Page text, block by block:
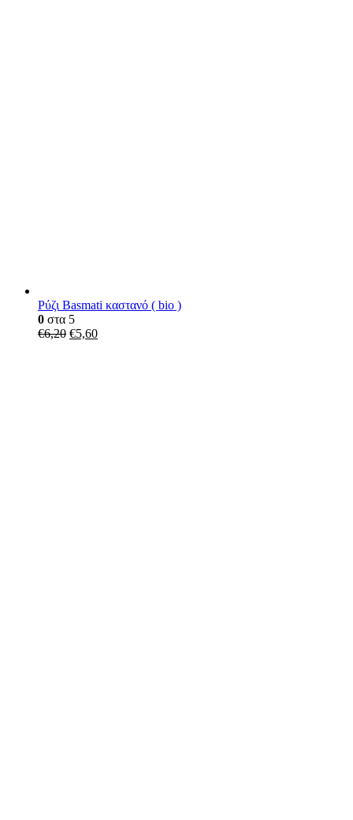
Ρύζι Basmati καστανό ( bio )
0 στα 5
€6,20 €5,60